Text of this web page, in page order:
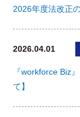
2026年度法改正
2026.04.01
『workforce Biz
て】